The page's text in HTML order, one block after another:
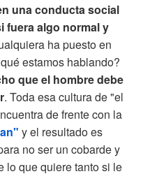
una conducta social
fuera algo normal y
ha puesto en
estamos hablando?
que el hombre debe
. Toda esa cultura de "el
de frente con la
y el resultado es
no ser un cobarde y
lo que quiere tanto si le